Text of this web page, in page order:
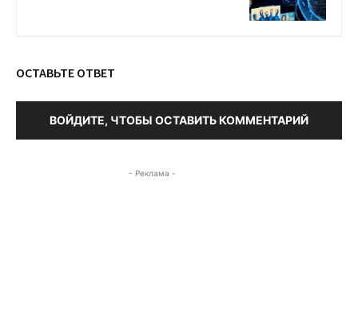
ОСТАВЬТЕ ОТВЕТ
ВОЙДИТЕ, ЧТОБЫ ОСТАВИТЬ КОММЕНТАРИЙ
- Реклама -